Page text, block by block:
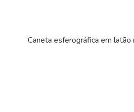
Caneta esferográfica em latão